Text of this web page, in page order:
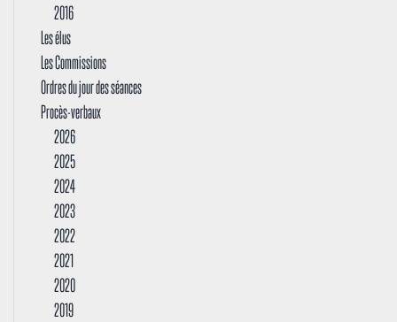
2016
Les élus
Les Commissions
Ordres du jour des séances
Procès-verbaux
2026
2025
2024
2023
2022
2021
2020
2019